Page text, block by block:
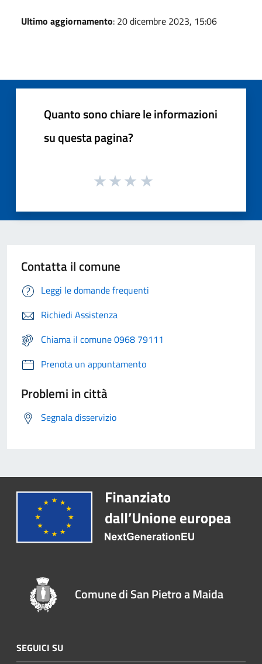
Ultimo aggiornamento: 20 dicembre 2023, 15:06
Quanto sono chiare le informazioni
su questa pagina?
Contatta il comune
Leggi le domande frequenti
Richiedi Assistenza
Chiama il comune 0968 79111
Prenota un appuntamento
Problemi in città
Segnala disservizio
Comune di San Pietro a Maida
SEGUICI SU